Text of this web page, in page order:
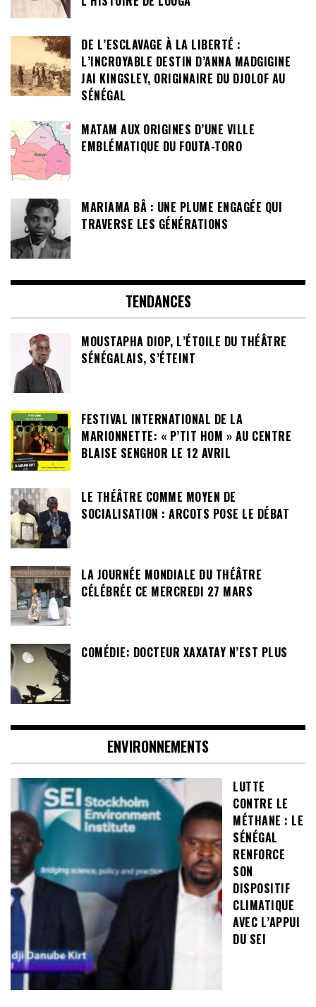
DE L’ESCLAVAGE À LA LIBERTÉ :
L’INCROYABLE DESTIN D’ANNA MADGIGINE
JAI KINGSLEY, ORIGINAIRE DU DJOLOF AU
SÉNÉGAL
MATAM AUX ORIGINES D’UNE VILLE
EMBLÉMATIQUE DU FOUTA-TORO
MARIAMA BÂ : UNE PLUME ENGAGÉE QUI
TRAVERSE LES GÉNÉRATIONS
TENDANCES
MOUSTAPHA DIOP, L’ÉTOILE DU THÉÂTRE
SÉNÉGALAIS, S’ÉTEINT
FESTIVAL INTERNATIONAL DE LA
MARIONNETTE: « P’TIT HOM » AU CENTRE
BLAISE SENGHOR LE 12 AVRIL
LE THÉÂTRE COMME MOYEN DE
SOCIALISATION : ARCOTS POSE LE DÉBAT
LA JOURNÉE MONDIALE DU THÉÂTRE
CÉLÉBRÉE CE MERCREDI 27 MARS
COMÉDIE: DOCTEUR XAXATAY N’EST PLUS
ENVIRONNEMENTS
LUTTE
CONTRE LE
MÉTHANE : LE
SÉNÉGAL
RENFORCE
SON
DISPOSITIF
CLIMATIQUE
AVEC L’APPUI
DU SEI